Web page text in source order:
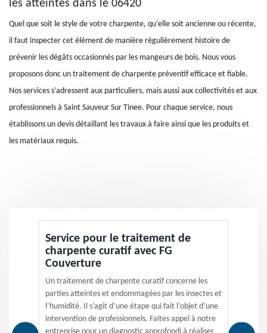
les atteintes dans le 06420
Quel que soit le style de votre charpente, qu’elle soit ancienne ou récente,
il faut inspecter cet élément de manière régulièrement histoire de
prévenir les dégâts occasionnés par les mangeurs de bois. Nous vous
proposons donc un traitement de charpente préventif efficace et fiable.
Nos services s’adressent aux particuliers, mais aussi aux collectivités et aux
professionnels à Saint Sauveur Sur Tinee. Pour chaque service, nous
établissons un devis détaillant les travaux à faire ainsi que les produits et
les matériaux requis.
Service pour le traitement de
charpente curatif avec FG
Couverture
Un traitement de charpente curatif concerne les
parties atteintes et endommagées par les insectes et
l’humidité. Il s’agit d’une étape qui fait l’objet d’une
intervention de professionnels. Faites appel à notre